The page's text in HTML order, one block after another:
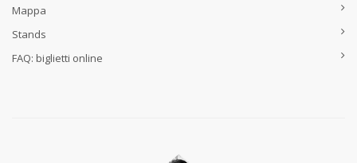
Mappa
Stands
FAQ: biglietti online